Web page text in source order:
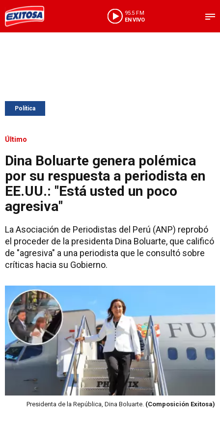
95.5 FM
EN VIVO
Política
Último
Dina Boluarte genera polémica
por su respuesta a periodista en
EE.UU.: "Está usted un poco
agresiva"
La Asociación de Periodistas del Perú (ANP) reprobó
el proceder de la presidenta Dina Boluarte, que calificó
de "agresiva" a una periodista que le consultó sobre
críticas hacia su Gobierno.
Presidenta de la República, Dina Boluarte. (Composición Exitosa)